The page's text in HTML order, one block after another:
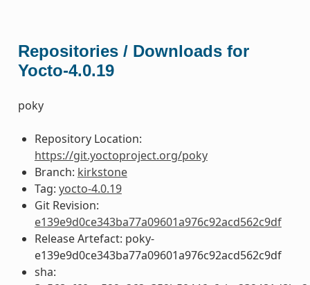
Repositories / Downloads for
Yocto-4.0.19
poky
Repository Location:
https://git.yoctoproject.org/poky
Branch: kirkstone
Tag: yocto-4.0.19
Git Revision:
e139e9d0ce343ba77a09601a976c92acd562c9df
Release Artefact: poky-
e139e9d0ce343ba77a09601a976c92acd562c9df
sha: